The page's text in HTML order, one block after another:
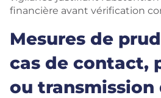
financière avant vérification
Mesures de
cas de contact,
ou transmission